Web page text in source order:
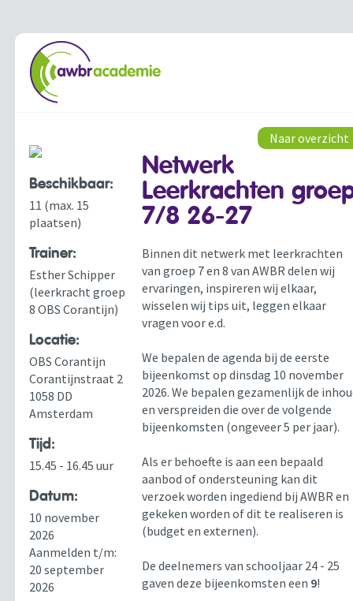
Beschikbaar:
11 (max. 15
plaatsen)
Trainer:
Esther Schipper
(leerkracht groep
8 OBS Corantijn)
Locatie:
OBS Corantijn
Corantijnstraat 2
1058 DD
Amsterdam
Tijd:
15.45 - 16.45 uur
Datum:
10 november
2026
Aanmelden t/m:
20 september
2026
Naar overzicht
Netwerk
Leerkrachten
7/8 26-27
Binnen dit netwerk met leerkrachten
van groep 7 en 8 van AWBR delen wij
ervaringen, inspireren wij elkaar,
wisselen wij tips uit, leggen elkaar
vragen voor e.d.
We bepalen de agenda bij de eerste
bijeenkomst op dinsdag 10 november
2026. We bepalen gezamenlijk de
en verspreiden die over de volgende
bijeenkomsten (ongeveer 5 per jaar).
Als er behoefte is aan een bepaald
aanbod of ondersteuning kan dit
verzoek worden ingediend bij AWBR en
gekeken worden of dit te realiseren is
(budget en externen).
De deelnemers van schooljaar 24 - 25
gaven deze bijeenkomsten een 9!